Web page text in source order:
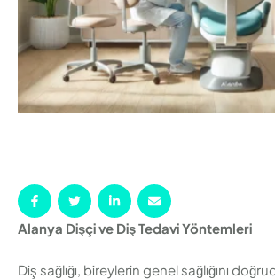
Alanya Dişçi ve Diş Tedavi Yöntemleri
Diş sağlığı, bireylerin genel sağlığını